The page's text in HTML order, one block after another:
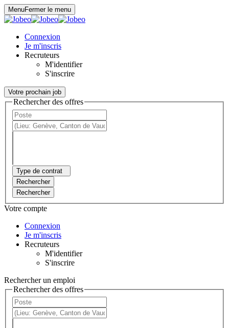
MenuFermer le menu
Connexion
Je m'inscris
Recruteurs
M'identifier
S'inscrire
Votre prochain job
Rechercher des offres
Type de contrat
Rechercher
Rechercher
Votre compte
Connexion
Je m'inscris
Recruteurs
M'identifier
S'inscrire
Rechercher un emploi
Rechercher des offres
Panneau de gestion des cookies